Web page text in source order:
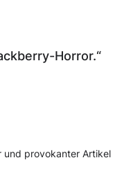
Horror.“
und provokanter Artikel